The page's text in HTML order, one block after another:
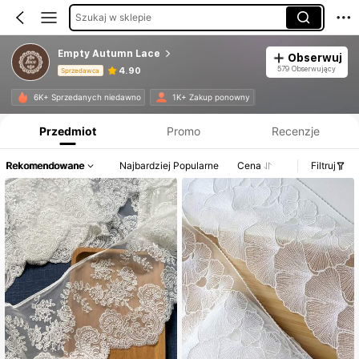
Szukaj w sklepie
Empty Autumn Lace
Sprzedawca 4.90
Obserwuj
579 Obserwujący
6K+ Sprzedanych niedawno 1K+ Zakup ponowny
Przedmiot Promo Recenzje
Rekomendowane Najbardziej Popularne Cena Filtruj